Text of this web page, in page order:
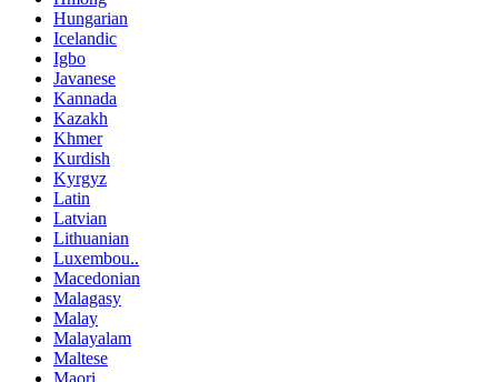
Hungarian
Icelandic
Igbo
Javanese
Kannada
Kazakh
Khmer
Kurdish
Kyrgyz
Latin
Latvian
Lithuanian
Luxembou..
Macedonian
Malagasy
Malay
Malayalam
Maltese